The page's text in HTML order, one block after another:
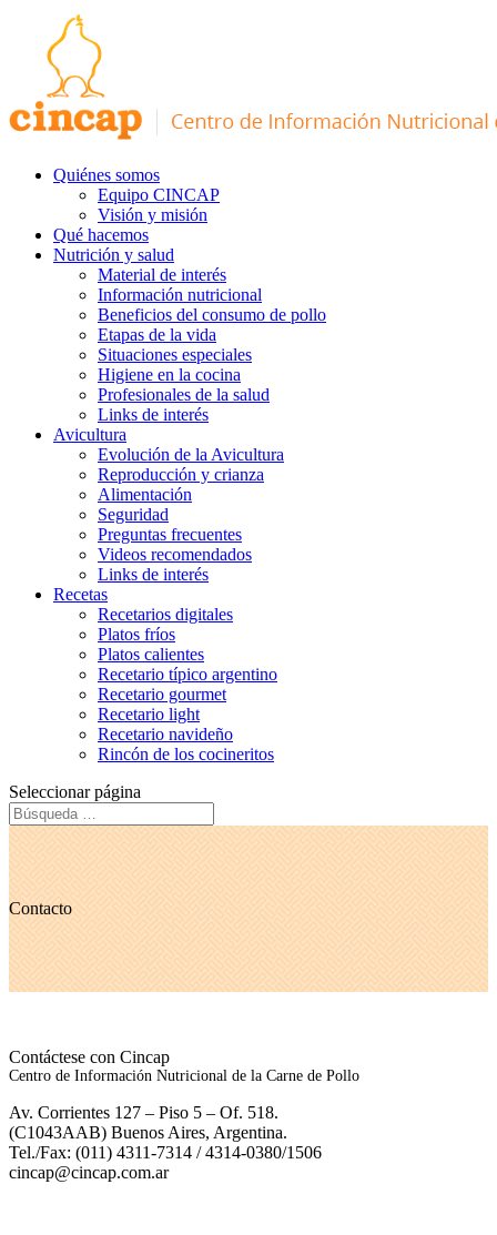
Quiénes somos
Equipo CINCAP
Visión y misión
Qué hacemos
Nutrición y salud
Material de interés
Información nutricional
Beneficios del consumo de pollo
Etapas de la vida
Situaciones especiales
Higiene en la cocina
Profesionales de la salud
Links de interés
Avicultura
Evolución de la Avicultura
Reproducción y crianza
Alimentación
Seguridad
Preguntas frecuentes
Videos recomendados
Links de interés
Recetas
Recetarios digitales
Platos fríos
Platos calientes
Recetario típico argentino
Recetario gourmet
Recetario light
Recetario navideño
Rincón de los cocineritos
Seleccionar página
Contacto
Contáctese con Cincap
Centro de Información Nutricional de la Carne de Pollo
Av. Corrientes 127 – Piso 5 – Of. 518.
(C1043AAB) Buenos Aires, Argentina.
Tel./Fax: (011) 4311-7314 / 4314-0380/1506
cincap@cincap.com.ar